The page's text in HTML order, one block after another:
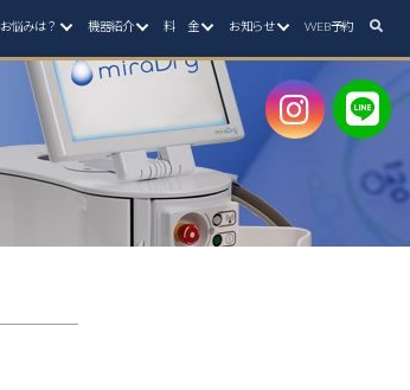
悩みは？ 機器紹介 料 金 お知らせ WEB予約